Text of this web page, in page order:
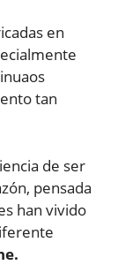
en
tan
de ser
pensada
han vivido